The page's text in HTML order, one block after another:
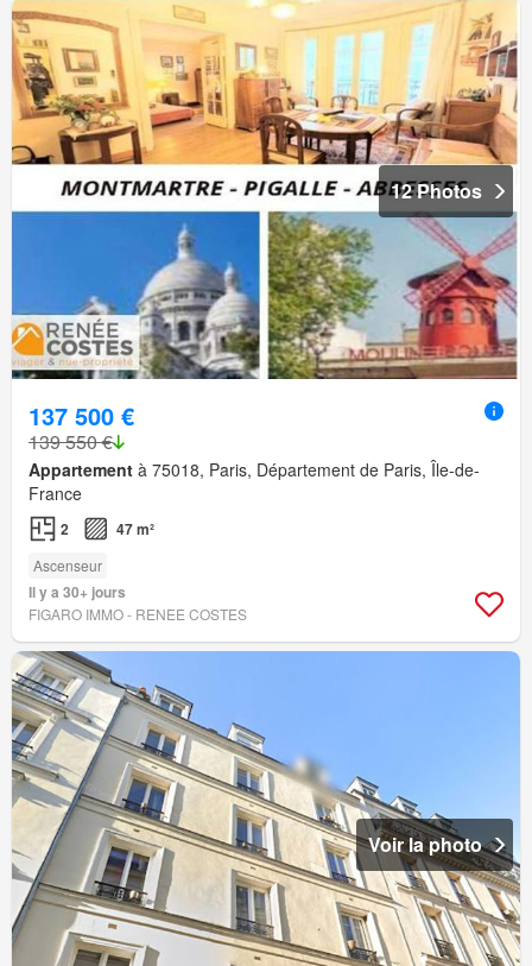
12 Photos
137 500 €
139 550 €
Appartement à 75018, Paris, Département de Paris, Île-de-
France
2 47 m²
Ascenseur
Il y a 30+ jours
FIGARO IMMO - RENEE COSTES
Voir la photo